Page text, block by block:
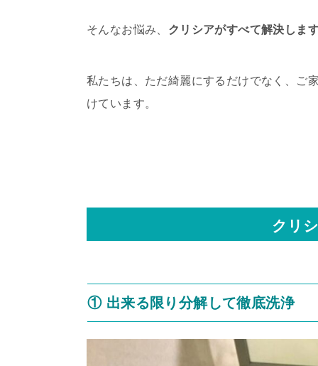
そんなお悩み、 クリシアがすべて解決しま
私たちは、ただ綺麗にするだけでなく、ご
けています。
クリ
① 出来る限り分解して徹底洗浄